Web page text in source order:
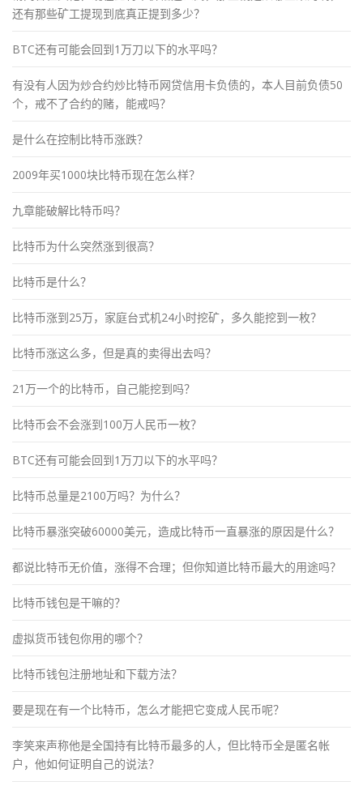
还有那些矿工提现到底真正提到多少？
BTC还有可能会回到1万刀以下的水平吗？
有没有人因为炒合约炒比特币网贷信用卡负债的，本人目前负债50
个，戒不了合约的赌，能戒吗？
是什么在控制比特币涨跌？
2009年买1000块比特币现在怎么样？
九章能破解比特币吗？
比特币为什么突然涨到很高？
比特币是什么？
比特币涨到25万，家庭台式机24小时挖矿，多久能挖到一枚？
比特币涨这么多，但是真的卖得出去吗？
21万一个的比特币，自己能挖到吗？
比特币会不会涨到100万人民币一枚？
BTC还有可能会回到1万刀以下的水平吗？
比特币总量是2100万吗？为什么？
比特币暴涨突破60000美元，造成比特币一直暴涨的原因是什么？
都说比特币无价值，涨得不合理；但你知道比特币最大的用途吗？
比特币钱包是干嘛的？
虚拟货币钱包你用的哪个？
比特币钱包注册地址和下载方法？
要是现在有一个比特币，怎么才能把它变成人民币呢？
李笑来声称他是全国持有比特币最多的人，但比特币全是匿名帐
户，他如何证明自己的说法？